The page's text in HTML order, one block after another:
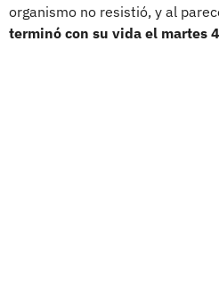
organismo no resistió, y al
terminó con su vida el martes